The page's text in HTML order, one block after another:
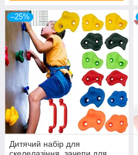
–25%
Дитячий набір для